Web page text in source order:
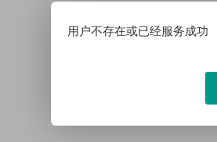
用户不存在或已经服务成功